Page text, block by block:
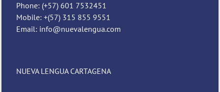
Phone: (+57) 601 7532451
Mobile: +(57) 315 855 9551
Email: info@nuevalengua.com
NUEVA LENGUA CARTAGENA